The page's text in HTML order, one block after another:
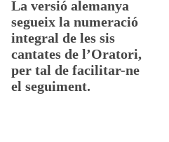
La versió alemanya
segueix la numeració
integral de les sis
cantates de l’Oratori,
per tal de facilitar-ne
el seguiment.